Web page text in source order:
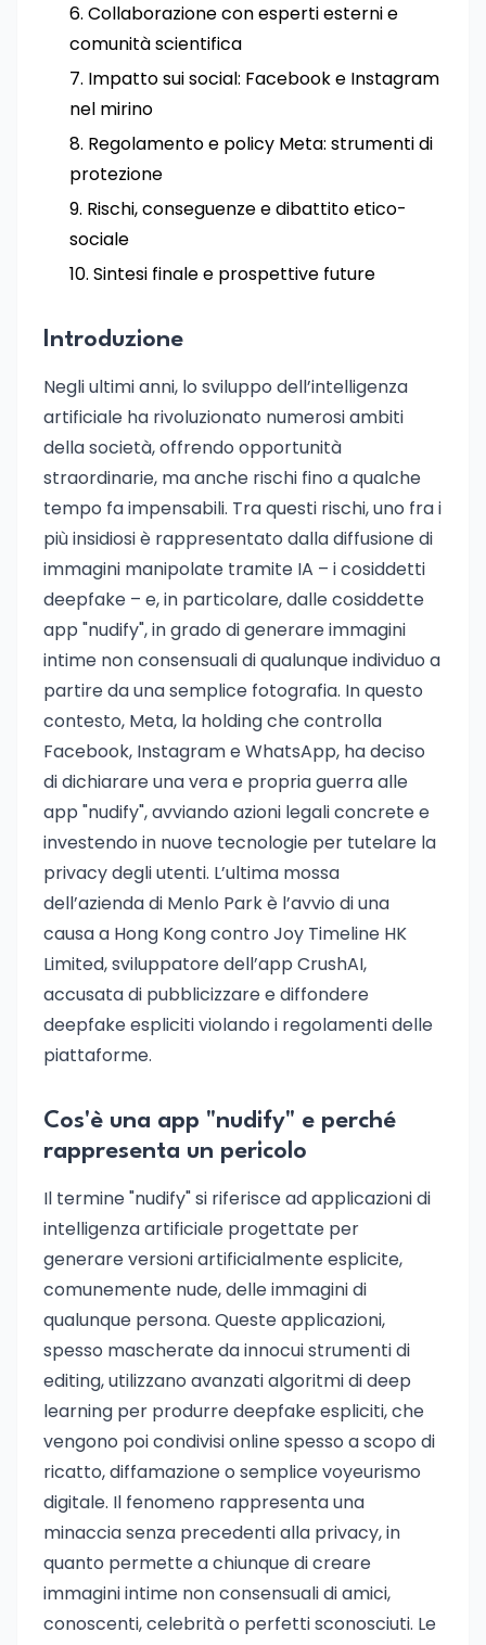
Collaborazione con esperti esterni e
comunità scientifica
Impatto sui social: Facebook e Instagram
nel mirino
Regolamento e policy Meta: strumenti di
protezione
Rischi, conseguenze e dibattito etico-
sociale
Sintesi finale e prospettive future
Introduzione
Negli ultimi anni, lo sviluppo dell’intelligenza
artificiale ha rivoluzionato numerosi ambiti
della società, offrendo opportunità
straordinarie, ma anche rischi fino a qualche
tempo fa impensabili. Tra questi rischi, uno fra i
più insidiosi è rappresentato dalla diffusione di
immagini manipolate tramite IA – i cosiddetti
deepfake – e, in particolare, dalle cosiddette
app "nudify", in grado di generare immagini
intime non consensuali di qualunque individuo a
partire da una semplice fotografia. In questo
contesto, Meta, la holding che controlla
Facebook, Instagram e WhatsApp, ha deciso
di dichiarare una vera e propria guerra alle
app "nudify", avviando azioni legali concrete e
investendo in nuove tecnologie per tutelare la
privacy degli utenti. L’ultima mossa
dell’azienda di Menlo Park è l’avvio di una
causa a Hong Kong contro Joy Timeline HK
Limited, sviluppatore dell’app CrushAI,
accusata di pubblicizzare e diffondere
deepfake espliciti violando i regolamenti delle
piattaforme.
Cos'è una app "nudify" e perché
rappresenta un pericolo
Il termine "nudify" si riferisce ad applicazioni di
intelligenza artificiale progettate per
generare versioni artificialmente esplicite,
comunemente nude, delle immagini di
qualunque persona. Queste applicazioni,
spesso mascherate da innocui strumenti di
editing, utilizzano avanzati algoritmi di deep
learning per produrre deepfake espliciti, che
vengono poi condivisi online spesso a scopo di
ricatto, diffamazione o semplice voyeurismo
digitale. Il fenomeno rappresenta una
minaccia senza precedenti alla privacy, in
quanto permette a chiunque di creare
immagini intime non consensuali di amici,
conoscenti, celebrità o perfetti sconosciuti. Le